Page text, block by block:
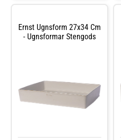
Kokkärl hos Royal Design.
Ernst Ugnsform 27x34 Cm
- Ugnsformar Stengods